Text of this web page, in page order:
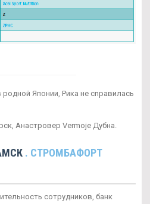
Японии, Рика не справилась
Анастровер Vermoje Дубна.
. СТРОМБАФОРТ
сотрудников, банк